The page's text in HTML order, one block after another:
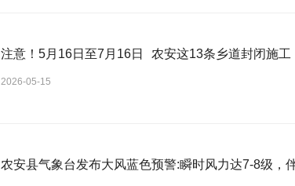
注意！5月16日至7月16日 农安这13条乡道封闭施工
2026-05-15
农安县气象台发布大风蓝色预警:瞬时风力达7-8级，